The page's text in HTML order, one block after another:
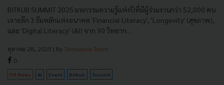
BITKUB SUMMIT 2025 มหกรรมความรู้แห่งปีที่มีผู้ร่วมงานกว่า 52,000 คน
เจาะลึก 3 ธีมหลักแห่งอนาคต 'Financial Literacy', 'Longevity' (สุขภาพ),
และ 'Digital Literacy' (AI) จาก 90 วิทยาก...
ตุลาคม 28, 2025 | By Techsauce Team
0
PR News AI Event Bitkub Summit